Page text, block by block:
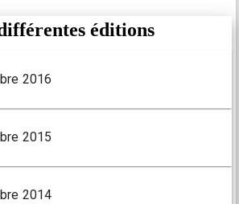
éditions
2016
2015
2014